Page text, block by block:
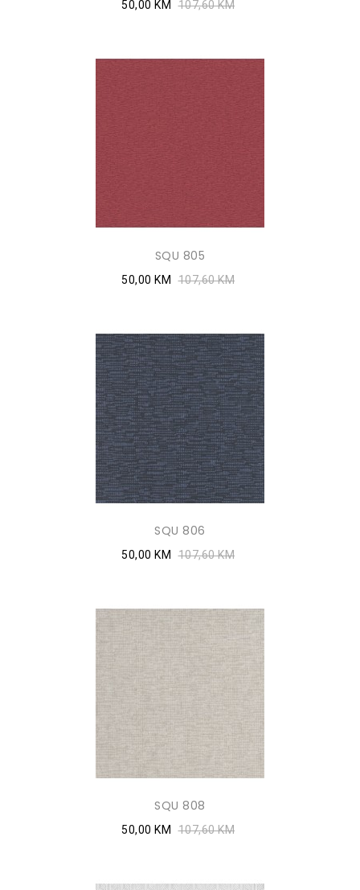
50,00 KM 107,60 KM
SQU 805
50,00 KM 107,60 KM
SQU 806
50,00 KM 107,60 KM
SQU 808
50,00 KM 107,60 KM